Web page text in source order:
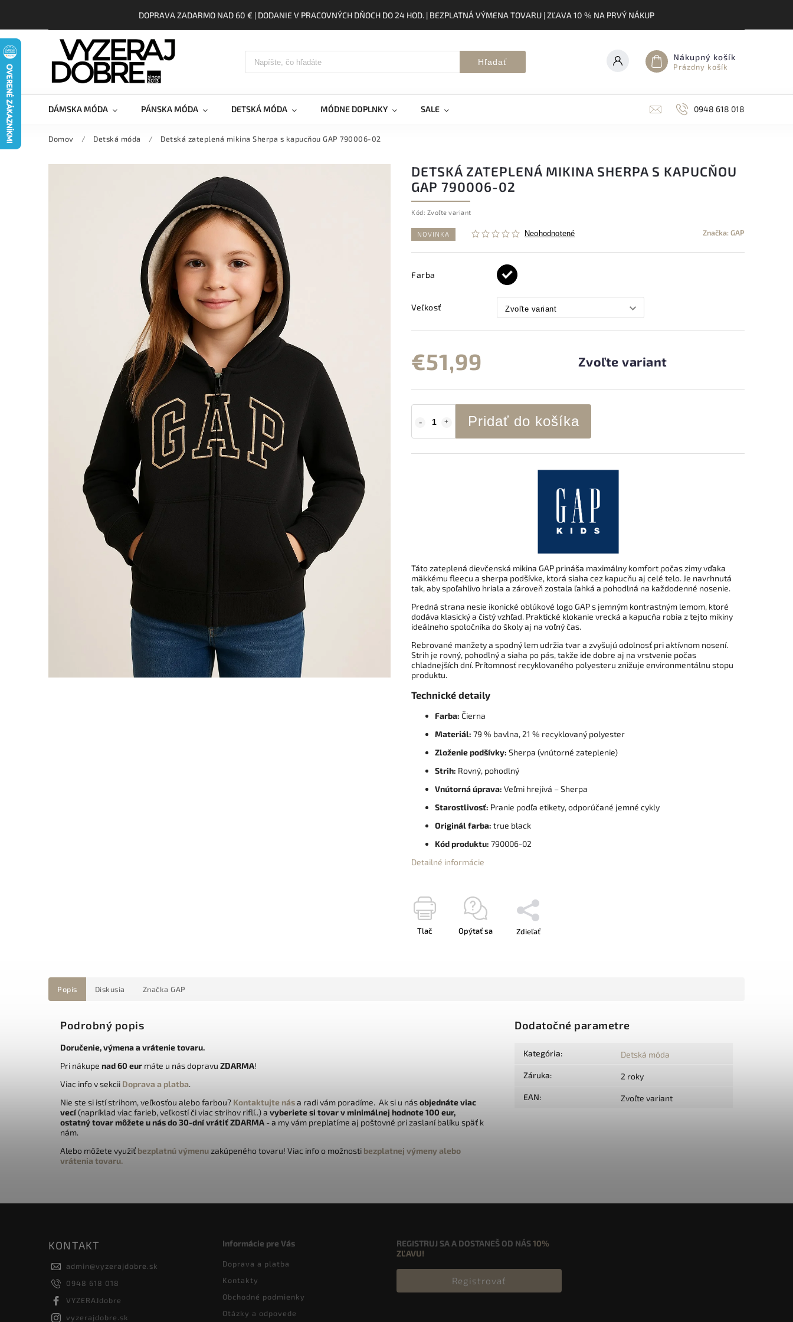
DOPRAVA ZADARMO NAD 60 € | DODANIE V PRACOVNÝCH DŇOCH DO 24 HOD. | BEZPLATNÁ VÝMENA TOVARU | ZĽAVA 10 % NA PRVÝ NÁKUP
Hľadať Nákupný košík
Prázdny košík
DÁMSKA MÓDA PÁNSKA MÓDA DETSKÁ MÓDA MÓDNE DOPLNKY SALE 0948 618 018
Domov / Detská móda / Detská zateplená mikina Sherpa s kapucňou GAP 790006-02
DETSKÁ ZATEPLENÁ MIKINA SHERPA S KAPUCŇOU
GAP 790006-02
Kód: Zvoľte variant
NOVINKA Neohodnotené Značka:GAP
Farba
Veľkosť
€51,99 Zvoľte variant
Pridať do košíka
Táto zateplená dievčenská mikina GAP prináša maximálny komfort počas zimy vďaka
mäkkému fleecu a sherpa podšívke, ktorá siaha cez kapucňu aj celé telo. Je navrhnutá
tak, aby spoľahlivo hriala a zároveň zostala ľahká a pohodlná na každodenné nosenie.
Predná strana nesie ikonické oblúkové logo GAP s jemným kontrastným lemom, ktoré
dodáva klasický a čistý vzhľad. Praktické klokanie vrecká a kapucňa robia z tejto mikiny
ideálneho spoločníka do školy aj na voľný čas.
Rebrované manžety a spodný lem udržia tvar a zvyšujú odolnosť pri aktívnom nosení.
Strih je rovný, pohodlný a siaha po pás, takže ide dobre aj na vrstvenie počas
chladnejších dní. Prítomnosť recyklovaného polyesteru znižuje environmentálnu stopu
produktu.
Technické detaily
Farba: Čierna
Materiál: 79 % bavlna, 21 % recyklovaný polyester
Zloženie podšívky: Sherpa (vnútorné zateplenie)
Strih: Rovný, pohodlný
Vnútorná úprava: Veľmi hrejivá – Sherpa
Starostlivosť: Pranie podľa etikety, odporúčané jemné cykly
Originál farba: true black
Kód produktu: 790006-02
Detailné informácie
Tlač Opýtať sa Zdieľať
Popis Diskusia Značka GAP
Podrobný popis
Doručenie, výmena a vrátenie tovaru.
Pri nákupe nad 60 eur máte u nás dopravu ZDARMA!
Viac info v sekcii Doprava a platba.
Nie ste si istí strihom, veľkosťou alebo farbou? Kontaktujte nása radi vám poradíme. Ak si u násobjednáte viac
vecí(napríklad viac farieb, veľkostí či viac strihov riflí..) a vyberiete si tovar v minimálnej hodnote 100 eur,
ostatný tovar môžete u nás do 30-dní vrátiťZDARMA - a my vám preplatíme aj poštovné pri zaslaní balíku späť k
nám.
Alebo môžete využiť bezplatnú výmenuzakúpeného tovaru! Viac info o možnosti bezplatnej výmeny alebo
vrátenia tovaru.
Dodatočné parametre
Kategória: Detská móda
Záruka: 2 roky
EAN: Zvoľte variant
KONTAKT
admin@vyzerajdobre.sk
0948 618 018
VYZERAJdobre
vyzerajdobre.sk
Informácie pre Vás
Doprava a platba
Kontakty
Obchodné podmienky
Otázky a odpovede
REGISTRUJ SA A DOSTANEŠ OD NÁS10%
ZĽAVU!
Registrovať